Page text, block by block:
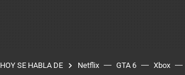
HOY SE HABLA DE Netflix GTA 6 Xbox